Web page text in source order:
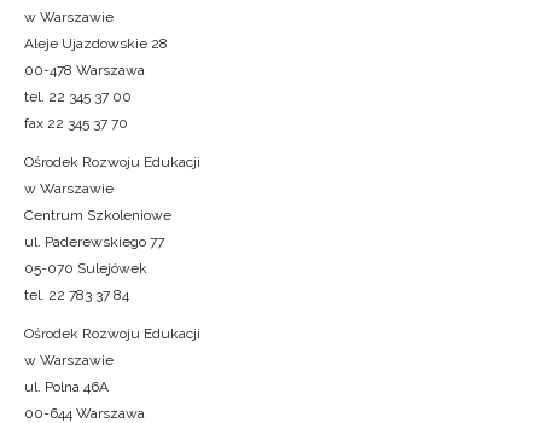
w Warszawie
Aleje Ujazdowskie 28
00-478 Warszawa
tel. 22 345 37 00
fax 22 345 37 70
Ośrodek Rozwoju Edukacji
w Warszawie
Centrum Szkoleniowe
ul. Paderewskiego 77
05-070 Sulejówek
tel. 22 783 37 84
Ośrodek Rozwoju Edukacji
w Warszawie
ul. Polna 46A
00-644 Warszawa